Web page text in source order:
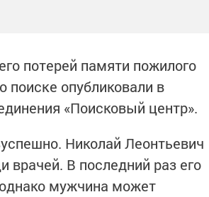
потерей памяти пожилого
опубликовали в
«Поисковый центр».
Николай Леонтьевич
врачей. В последний раз его
мужчина может